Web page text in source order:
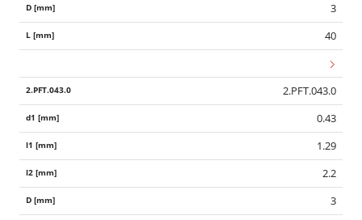
3
40
2.PFT.043.0
0.43
1.29
2.2
3